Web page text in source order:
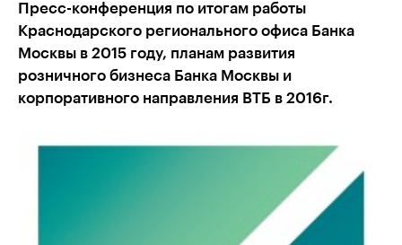
Пресс-конференция по итогам работы
Краснодарского регионального офиса Банка
Москвы в 2015 году, планам развития
розничного бизнеса Банка Москвы и
корпоративного направления ВТБ в 2016г.